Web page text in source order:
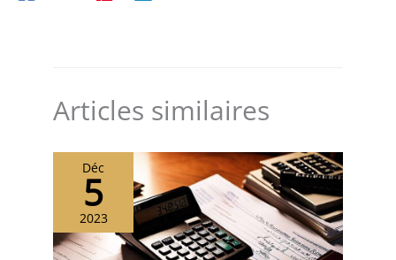
Articles similaires
Déc
5
2023